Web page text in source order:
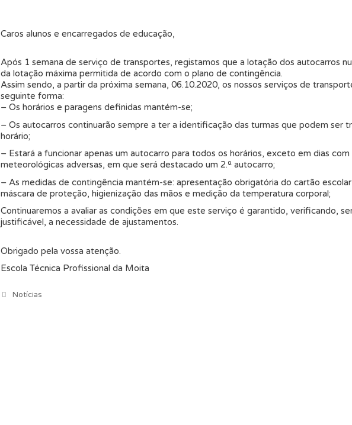
Caros alunos e encarregados de educação,
Após 1 semana de serviço de transportes, registamos que a lotação dos autocarros
da lotação máxima permitida de acordo com o plano de contingência.
Assim sendo, a partir da próxima semana, 06.10.2020, os nossos serviços de
seguinte forma:
– Os horários e paragens definidas mantém-se;
– Os autocarros continuarão sempre a ter a identificação das turmas que podem ser
horário;
– Estará a funcionar apenas um autocarro para todos os horários, exceto em dias
meteorológicas adversas, em que será destacado um 2.º autocarro;
– As medidas de contingência mantém-se: apresentação obrigatória do cartão
máscara de proteção, higienização das mãos e medição da temperatura corporal;
Continuaremos a avaliar as condições em que este serviço é garantido, verificando,
justificável, a necessidade de ajustamentos.
Obrigado pela vossa atenção.
Escola Técnica Profissional da Moita
Categorias
Notícias